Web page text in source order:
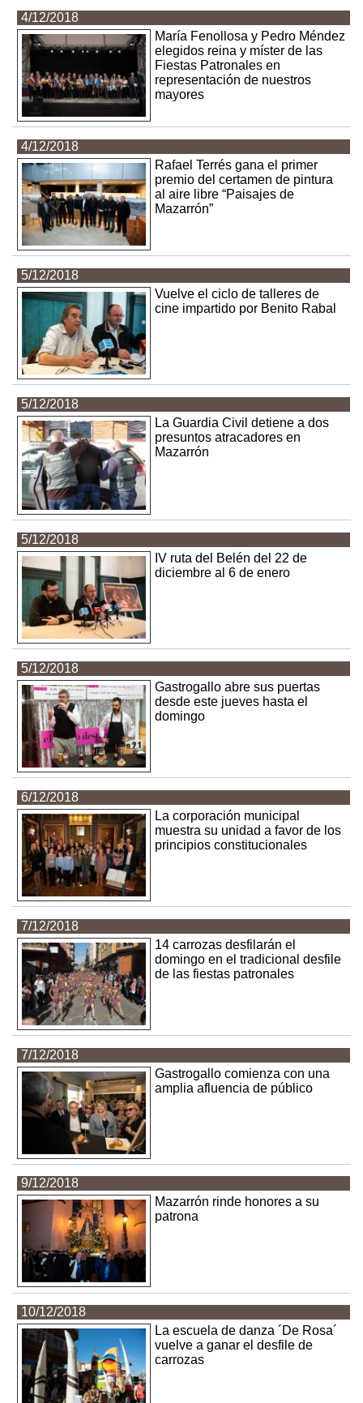
4/12/2018
María Fenollosa y Pedro Méndez
elegidos reina y míster de las
Fiestas Patronales en
representación de nuestros
mayores
4/12/2018
Rafael Terrés gana el primer
premio del certamen de pintura
al aire libre “Paisajes de
Mazarrón”
5/12/2018
Vuelve el ciclo de talleres de
cine impartido por Benito Rabal
5/12/2018
La Guardia Civil detiene a dos
presuntos atracadores en
Mazarrón
5/12/2018
IV ruta del Belén del 22 de
diciembre al 6 de enero
5/12/2018
Gastrogallo abre sus puertas
desde este jueves hasta el
domingo
6/12/2018
La corporación municipal
muestra su unidad a favor de los
principios constitucionales
7/12/2018
14 carrozas desfilarán el
domingo en el tradicional desfile
de las fiestas patronales
7/12/2018
Gastrogallo comienza con una
amplia afluencia de público
9/12/2018
Mazarrón rinde honores a su
patrona
10/12/2018
La escuela de danza ´De Rosa´
vuelve a ganar el desfile de
carrozas